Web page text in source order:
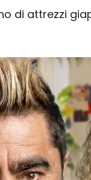
di attrezzi